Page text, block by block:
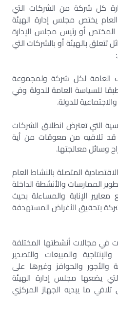
كل شركة من الشركات التي
يختص مجلس إدارة الهيئة
المختص أو رئيس مجلس الإدارة
بالهيئة أو بالشركات التي
العامة لكل شركة ولمجموعة
للسياسة العامة للدولة وفي
للدولة.
التي تعترض انطلاق الشركات
قد تلاقيه من معوقات من أية
وسائل معالجتها.
المتصلة بالنشاط العام
الممارسات والأنشطة الداخلة
الإنابة والمساءلة بحيث
بتحقيق الأغراض المستهدفة
في مجالات أنشطتها المختلفة
والمبيعات والتصدير
والأجور والحوافز وغيرها على
يضعها مجلس إدارة الهيئة
ما يبديه الجهاز المركزي